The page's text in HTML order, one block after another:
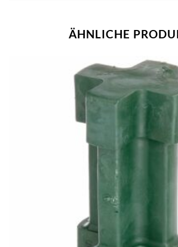
ÄHNLICHE